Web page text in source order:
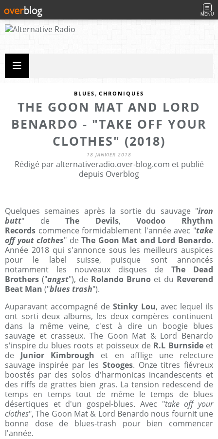
MENU
BLUES , CHRONIQUES
THE GOON MAT AND LORD
BENARDO - "TAKE OFF YOUR
CLOTHES" (2018)
18 JANVIER 2018
Rédigé par alternativeradio.over-blog.com et publié
depuis Overblog
Quelques semaines après la sortie du sauvage "iron
butt" deThe Devils,Voodoo Rhythm
Records commence formidablement l'année avec "take
off yout clothes" deThe Goon Mat and Lord Benardo.
Année 2018 qui s'annonce sous les meilleurs auspices
pour le label suisse, puisque sont annoncés
notamment les nouveaux disques deThe Dead
Brothers ("angst"), de Rolando Bruno et du Reverend
Beat Man ("blues trash").
Auparavant accompagné deStinky Lou, avec lequel ils
ont sorti deux albums, les deux compères continuent
dans la même veine, c'est à dire un boogie blues
sauvage et crasseux. The Goon Mat & Lord Benardo
s'inspire du blues roots et poisseux de R.L Burnsideet
de Junior Kimbrough et en afflige une relecture
sauvage inspirée par les Stooges. Onze titres fiévreux
boostés par des solos d'harmonicas incandescents et
des riffs de grattes bien gras. La tension redescend de
temps en temps tout de même le temps de blues
désertiques et d'un gospel-blues. Avec "take off your
clothes", The Goon Mat & Lord Benardo nous fournit une
bonne dose de blues-trash pour bien commencer
l'année.